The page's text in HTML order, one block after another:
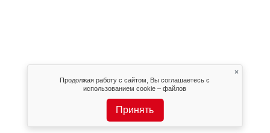
Продолжая работу с сайтом, Вы соглашаетесь с
использованием cookie – файлов
Принять
×